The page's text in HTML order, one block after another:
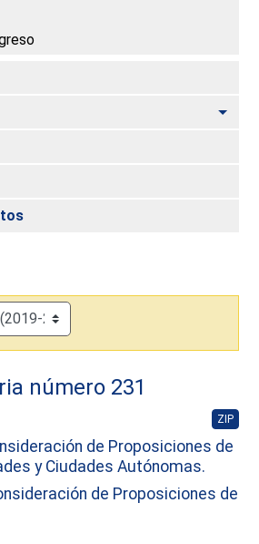
número 231
ZIP
de Proposiciones de
y Ciudades Autónomas.
de Proposiciones de